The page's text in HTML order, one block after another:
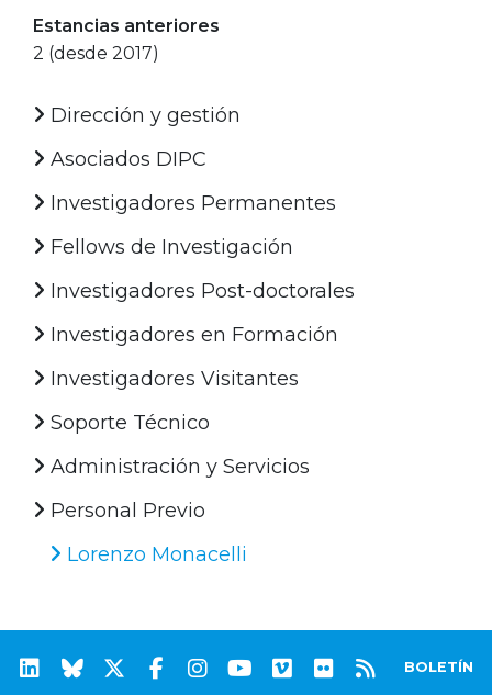
Estancias anteriores
2 (desde 2017)
Dirección y gestión
Asociados DIPC
Investigadores Permanentes
Fellows de Investigación
Investigadores Post-doctorales
Investigadores en Formación
Investigadores Visitantes
Soporte Técnico
Administración y Servicios
Personal Previo
Lorenzo Monacelli
BOLETÍN